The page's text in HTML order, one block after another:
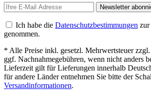
Newsletter
Ich habe die Datenschutzbestimmungen
genommen.
* Alle Preise inkl. gesetzl. Mehrwertsteuer zzgl.
ggf. Nachnahmegebühren, wenn nicht anders
Lieferzeit gilt für Lieferungen innerhalb
für andere Länder entnehmen Sie bitte der
Versandinformationen.